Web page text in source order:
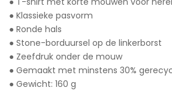
● Klassieke pasvorm
● Ronde hals
● Stone-borduursel op de linkerborst
● Zeefdruk onder de mouw
● Gemaakt met minstens 30%
● Gewicht: 160 g